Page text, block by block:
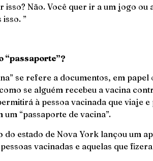
Não. Você quer ir a um jogo ou
”
“passaporte”?
se refere a documentos, em
se alguém recebeu a vacina
à pessoa vacinada que viaje
um “passaporte de vacina”.
estado de Nova York lançou um
vacinadas e aquelas que